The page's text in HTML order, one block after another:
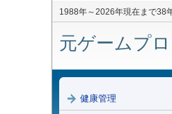
1988年～2026年現在まで38
元ゲームプ
健康管理